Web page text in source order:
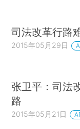
司法改革行路
2015年05月29日
张卫平：司法
路
2015年05月21日